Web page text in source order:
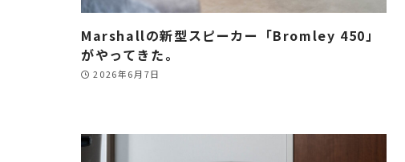
Marshallの新型スピーカー「Bromley 450」
がやってきた。
2026年6月7日